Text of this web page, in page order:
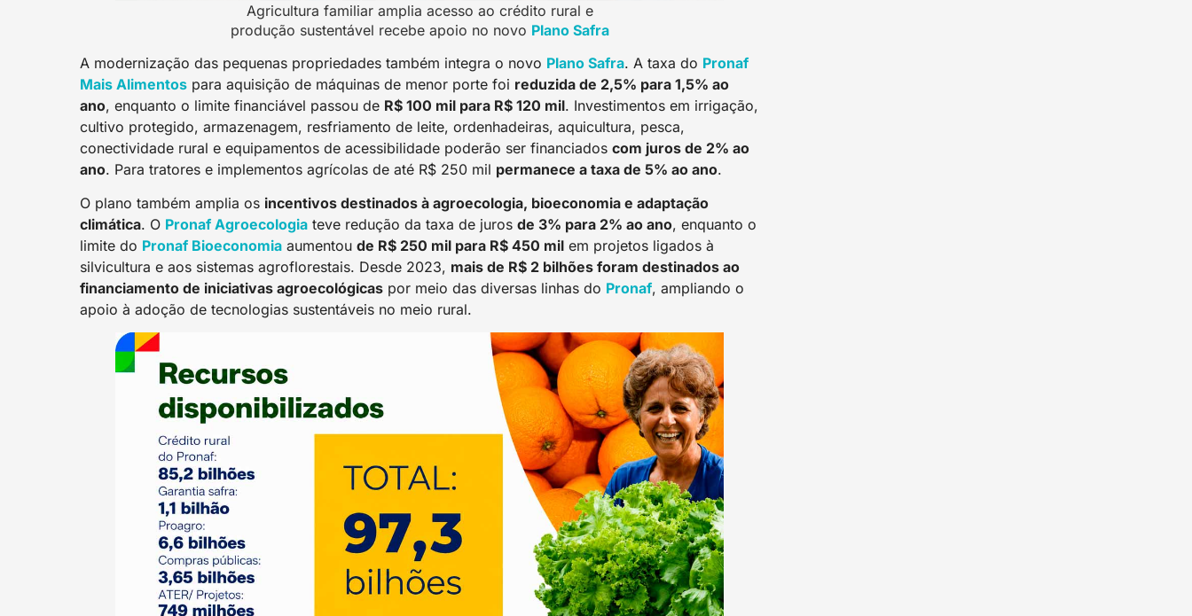
Agricultura familiar amplia acesso ao crédito rural e
produção sustentável recebe apoio no novo Plano Safra
A modernização das pequenas propriedades também integra o novo Plano Safra. A taxa do Pronaf
Mais Alimentos para aquisição de máquinas de menor porte foi reduzida de 2,5% para 1,5% ao
ano, enquanto o limite financiável passou de R$ 100 mil para R$ 120 mil. Investimentos em irrigação,
cultivo protegido, armazenagem, resfriamento de leite, ordenhadeiras, aquicultura, pesca,
conectividade rural e equipamentos de acessibilidade poderão ser financiados com juros de 2% ao
ano. Para tratores e implementos agrícolas de até R$ 250 mil permanece a taxa de 5% ao ano.
O plano também amplia os incentivos destinados à agroecologia, bioeconomia e adaptação
climática. O Pronaf Agroecologia teve redução da taxa de juros de 3% para 2% ao ano, enquanto o
limite do Pronaf Bioeconomia aumentou de R$ 250 mil para R$ 450 mil em projetos ligados à
silvicultura e aos sistemas agroflorestais. Desde 2023, mais de R$ 2 bilhões foram destinados ao
financiamento de iniciativas agroecológicas por meio das diversas linhas do Pronaf, ampliando o
apoio à adoção de tecnologias sustentáveis no meio rural.